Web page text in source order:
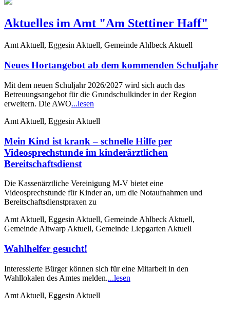
Aktuelles im Amt "Am Stettiner Haff"
Amt Aktuell, Eggesin Aktuell, Gemeinde Ahlbeck Aktuell
Neues Hortangebot ab dem kommenden Schuljahr
Mit dem neuen Schuljahr 2026/2027 wird sich auch das
Betreuungsangebot für die Grundschulkinder in der Region
erweitern. Die AWO...lesen
Amt Aktuell, Eggesin Aktuell
Mein Kind ist krank – schnelle Hilfe per
Videosprechstunde im kinderärztlichen
Bereitschaftsdienst
Die Kassenärztliche Vereinigung M-V bietet eine
Videosprechstunde für Kinder an, um die Notaufnahmen und
Bereitschaftsdienstpraxen zu
Amt Aktuell, Eggesin Aktuell, Gemeinde Ahlbeck Aktuell,
Gemeinde Altwarp Aktuell, Gemeinde Liepgarten Aktuell
Wahlhelfer gesucht!
Interessierte Bürger können sich für eine Mitarbeit in den
Wahllokalen des Amtes melden....lesen
Amt Aktuell, Eggesin Aktuell